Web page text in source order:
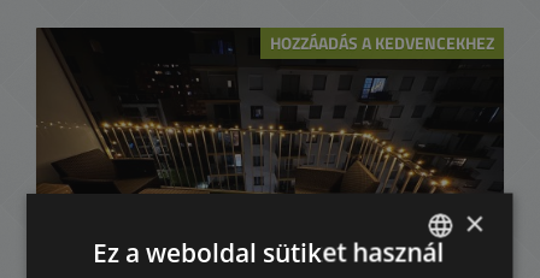
HOZZÁADÁS A KEDVENCEKHEZ
RÓBERT KÁROLY KÖRÚT
×
Ez a weboldal sütiket használ